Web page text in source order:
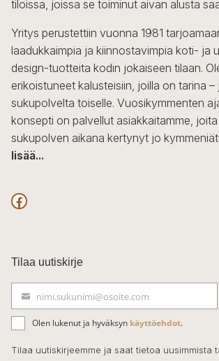
tiloissa, joissa se toiminut aivan alusta
Yritys perustettiin vuonna 1981
laadukkaimpia ja kiinnostavimpia koti- ja
design-tuotteita kodin jokaiseen tilaan.
erikoistuneet kalusteisiin, joilla on tarina
sukupolvelta toiselle. Vuosikymmenten
konsepti on palvellut asiakkaitamme,
sukupolven aikana kertynyt jo
lisää...
F
c
e
b
o
o
Tilaa uutiskirje
ä
h
k
nimi.sukunimi@osoite.com
Olen lukenut ja hyväksyn käyttöehdot.
Tilaa uutiskirjeemme ja saat tietoa uusimmista